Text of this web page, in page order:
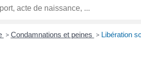
> Condamnations et peines > Libération